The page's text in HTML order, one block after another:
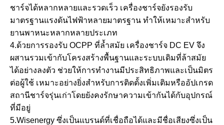
ชาร์จได้หลากหลายและรวดเร็ว เครื่องชาร์จยังรองรับ
มาตรฐานแรงดันไฟฟ้าหลายมาตรฐาน ทำให้เหมาะสำหรับ
ยานพาหนะหลากหลายประเภท
4.ด้วยการรองรับ OCPP ที่ล้ำสมัย เครื่องชาร์จ DC EV จึง
ผสานรวมเข้ากับโครงสร้างพื้นฐานและระบบเดิมที่ล้าสมัย
ได้อย่างลงตัว ช่วยให้การทำงานมีประสิทธิภาพและเป็นมิตร
ต่อผู้ใช้ เหมาะอย่างยิ่งสำหรับการติดตั้งเพิ่มเติมหรืออัปเกรด
สถานีชาร์จรุ่นเก่าโดยยังคงรักษาความเข้ากันได้กับอุปกรณ์
ที่มีอยู่
5.Wisenergy ซึ่งเป็นแบรนด์ที่เชื่อถือได้และมีชื่อเสียงซึ่งเป็น